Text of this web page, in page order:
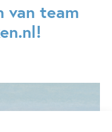
van team